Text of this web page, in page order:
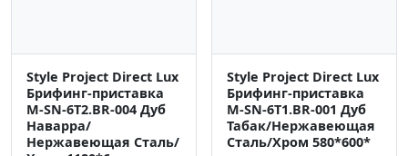
Style Project Direct Lux
Брифинг-приставка
M-SN-6T2.BR-004 Дуб
Наварра/
Нержавеющая Сталь/
Style Project Direct Lux
Брифинг-приставка
M-SN-6T1.BR-001 Дуб
Табак/Нержавеющая
Сталь/Хром 580*600*